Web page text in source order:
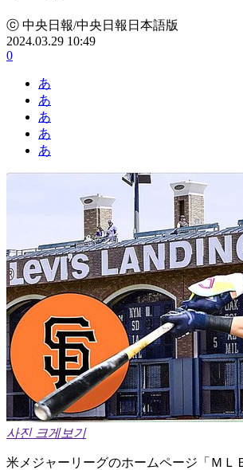
ⓒ 中央日報/中央日報日本語版
2024.03.29 10:49
0
あ
あ
あ
あ
あ
사진 크게보기
米メジャーリーグのホームページ「ＭＬ